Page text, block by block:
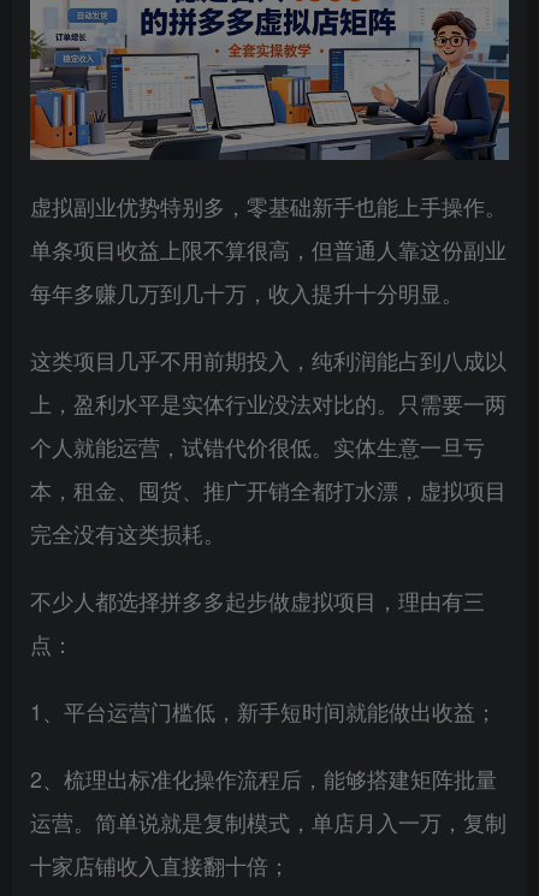
虚拟副业优势特别多，零基础新手也能上手操作。
单条项目收益上限不算很高，但普通人靠这份副业
每年多赚几万到几十万，收入提升十分明显。
这类项目几乎不用前期投入，纯利润能占到八成以
上，盈利水平是实体行业没法对比的。只需要一两
个人就能运营，试错代价很低。实体生意一旦亏
本，租金、囤货、推广开销全都打水漂，虚拟项目
完全没有这类损耗。
不少人都选择拼多多起步做虚拟项目，理由有三
点：
1、平台运营门槛低，新手短时间就能做出收益；
2、梳理出标准化操作流程后，能够搭建矩阵批量
运营。简单说就是复制模式，单店月入一万，复制
十家店铺收入直接翻十倍；